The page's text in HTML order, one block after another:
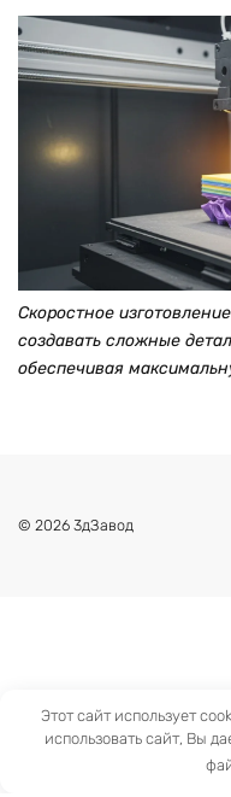
Скоростное
создавать сложные
обеспечивая
© 2026 3дЗавод
Этот сайт использует
использовать сайт, Вы